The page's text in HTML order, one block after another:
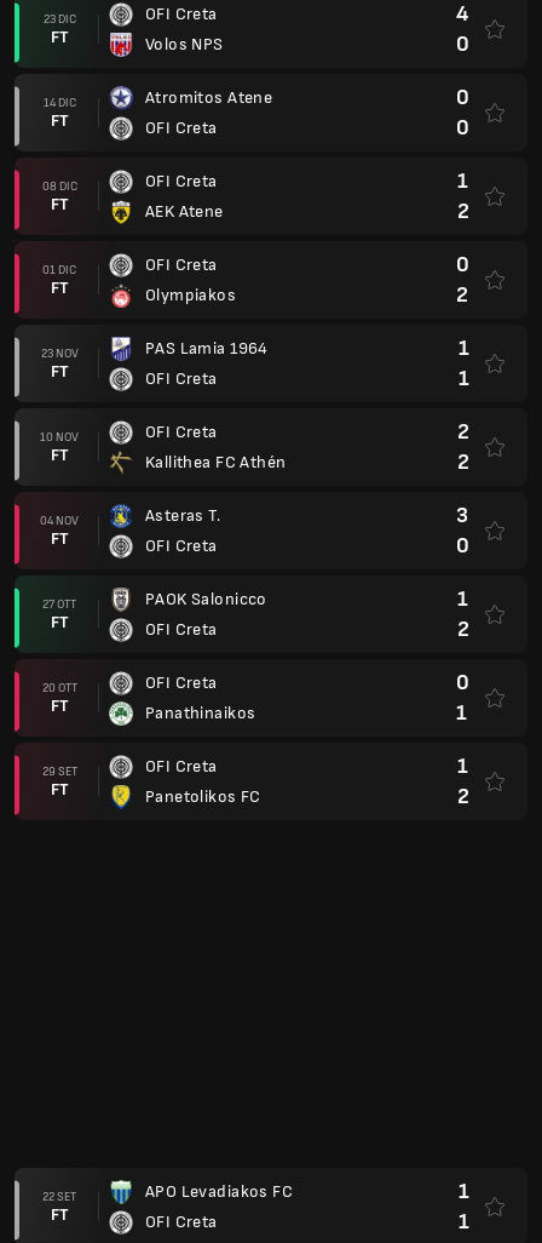
23 DIC
FT
OFI Creta
Volos NPS
4
0
14 DIC
FT
Atromitos Atene
OFI Creta
0
0
08 DIC
FT
OFI Creta
AEK Atene
1
2
01 DIC
FT
OFI Creta
Olympiakos
0
2
23 NOV
FT
PAS Lamia 1964
OFI Creta
1
1
10 NOV
FT
OFI Creta
Kallithea FC Athén
2
2
04 NOV
FT
Asteras T.
OFI Creta
3
0
27 OTT
FT
PAOK Salonicco
OFI Creta
1
2
20 OTT
FT
OFI Creta
Panathinaikos
0
1
29 SET
FT
OFI Creta
Panetolikos FC
1
2
22 SET
FT
APO Levadiakos FC
OFI Creta
1
1